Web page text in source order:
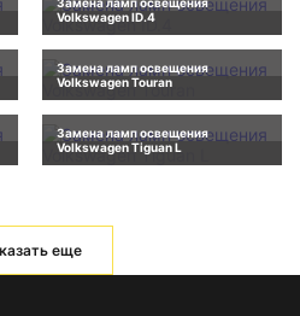
Замена ламп освещения
Volkswagen ID.4
Замена ламп освещения
Volkswagen Touran
Замена ламп освещения
Volkswagen Tiguan L
еще